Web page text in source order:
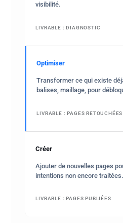
visibilité.
LIVRABLE : DIAGNOSTIC
Optimiser
Transformer ce qui existe
balises, maillage, pour
LIVRABLE : PAGES RETOUCHÉES
Créer
Ajouter de nouvelles pages
intentions non encore traitées.
LIVRABLE : PAGES PUBLIÉES